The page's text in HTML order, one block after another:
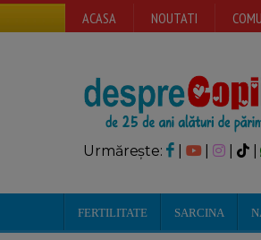
ACASA NOUTATI
Urmărește: | |
FERTILITATE SARCINA